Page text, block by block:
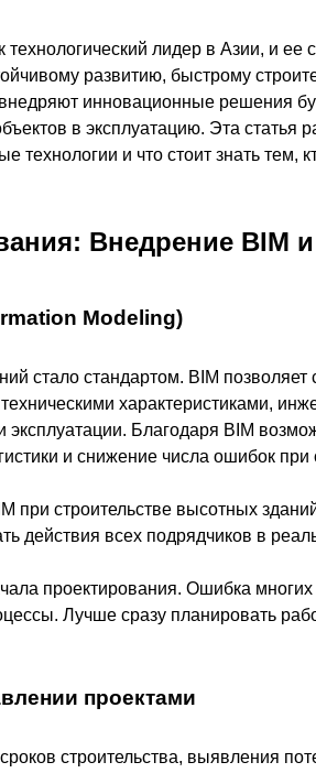
лидер в Азии, и ее
развитию, быстрому
инновационные решения
в эксплуатацию. Эта статья
и что стоит знать тем,
Внедрение BIM
Modeling)
стало стандартом. BIM позволяет
характеристиками,
Благодаря BIM
и снижение числа ошибок при
строительстве высотных
действия всех подрядчиков в
проектирования. Ошибка
Лучше сразу планировать
проектами
строительства, выявления